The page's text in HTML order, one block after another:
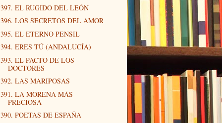
397. EL RUGIDO DEL LEÓN
396. LOS SECRETOS DEL AMOR
395. EL ETERNO PENSIL
394. ERES TÚ (ANDALUCÍA)
393. EL PACTO DE LOS
DOCTORES
392. LAS MARIPOSAS
391. LA MORENA MÁS
PRECIOSA
390. POETAS DE ESPAÑA